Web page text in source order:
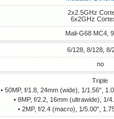
2x2.5GHz
6x2GHz
Mali-G68 MC4,
6/128, 8/128, 8/
no
Triple
• 50MP, f/1.8, 24mm (wide), 1/1.56",
• 8MP, f/2.2, 16mm (ultrawide), 1/
• 2MP, f/2.4 (macro), 1/5.00",